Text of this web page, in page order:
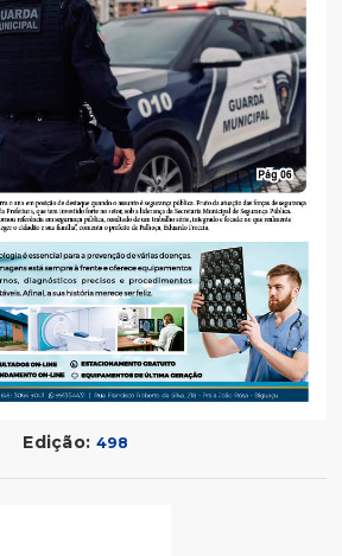
Edição: 498